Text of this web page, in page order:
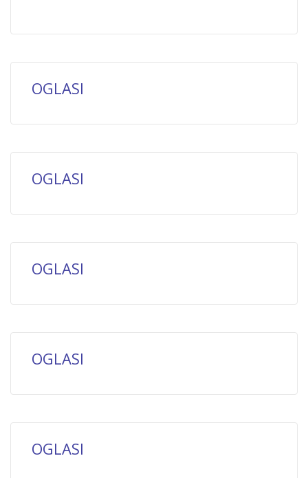
OGLASI
OGLASI
OGLASI
OGLASI
OGLASI